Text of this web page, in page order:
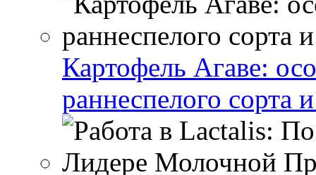
Картофель Агаве:
раннеспелого сорта